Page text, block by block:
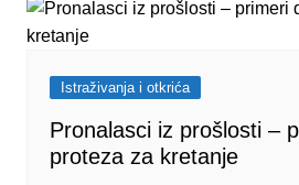
Istraživanja i otkrića
Pronalasci iz prošlosti –
proteza za kretanje